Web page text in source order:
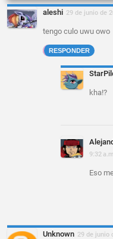
aleshi 29 de junio de
tengo culo uwu owo
RESPONDER
kha!?
9:32 a.m.
Eso
Unknown 29 de junio